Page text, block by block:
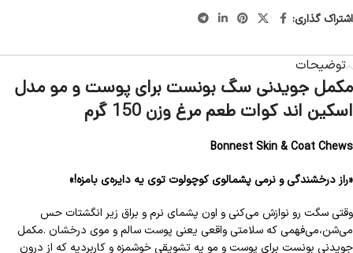
اشتراک گذاری:
توضیحات
مکمل جویدنی سگ بونست برای پوست و مو مدل
اسکین اند کوات طعم مرغ وزن 150 گرم
Bonnest Skin & Coat Chews
«راز درخشندگی و نرمی پشمالوی کوچولوت توی یه دایره‌ی بامزه!»
وقتی سگت رو نوازش می‌کنی و اون پشمای نرم و براق زیر انگشتات حس
می‌شن،می‌فهمی که سلامتی واقعی یعنی پوست سالم و موی درخشان .مکمل
جویدنی بونست برای پوست و مو یه تشویقی خوشمزه و کاربردیه که از درون